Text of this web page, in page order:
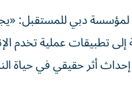
دبي للمستقبل:
تطبيقات عملية تخدم
أثر حقيقي في حياة